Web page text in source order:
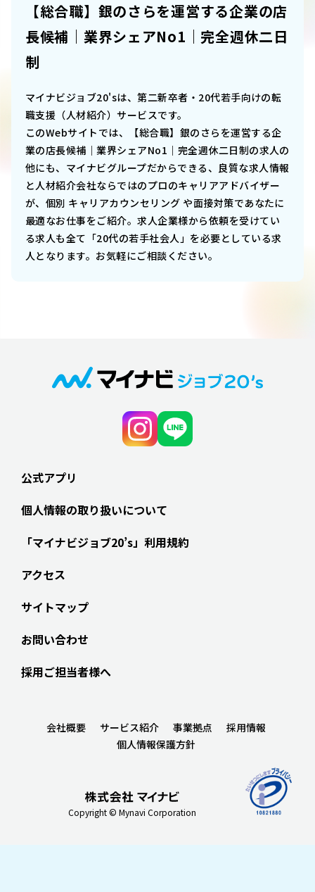
【総合職】銀のさらを運営する企業の店
長候補｜業界シェアNo1｜完全週休二日
制
マイナビジョブ20'sは、第二新卒者・20代若手向けの転
職支援（人材紹介）サービスです。
このWebサイトでは、
【総合職】銀のさらを運営する企
業の店長候補｜業界シェアNo1｜完全週休二日制の求人の
他にも、マイナビグループだからできる、良質な求人情報
と人材紹介会社ならではのプロのキャリアアドバイザー
が、個別 キャリアカウンセリング や面接対策であなたに
最適なお仕事をご紹介。求人企業様から依頼を受けてい
る求人も全て「20代の若手社会人」を必要としている求
人となります。お気軽にご相談ください。
公式アプリ
個人情報の取り扱いについて
「マイナビジョブ20’s」利用規約
アクセス
サイトマップ
お問い合わせ
採用ご担当者様へ
Copyright © Mynavi Corporation
会社概要 サービス紹介 事業拠点
採用情報
個人情報保護方針